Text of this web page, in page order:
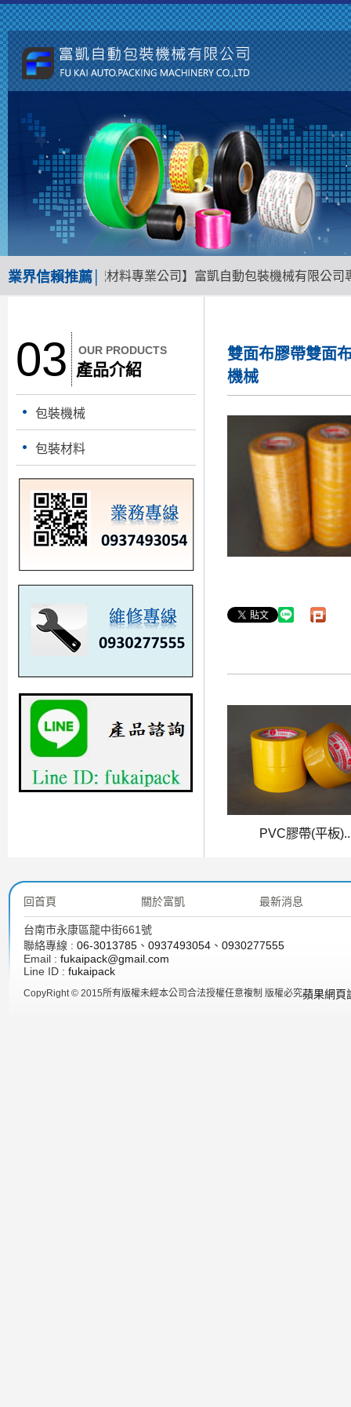
業界信賴推薦│
南地區包裝機械材料專業公司】富凱自動包裝機械有限公司
03 OUR PRODUCTS
產品介紹
包裝機械
包裝材料
雙面布膠帶雙面
機械
PVC膠帶(平板
回首頁 關於富凱 最新消息
台南市永康區龍中街661號
聯絡專線 : 06-3013785 、 0937493054 、 0930277555
Email : fukaipack@gmail.com
Line ID : fukaipack
CopyRight © 2015所有版權未經本公司合法授權任意複制 版權必究蘋果網頁